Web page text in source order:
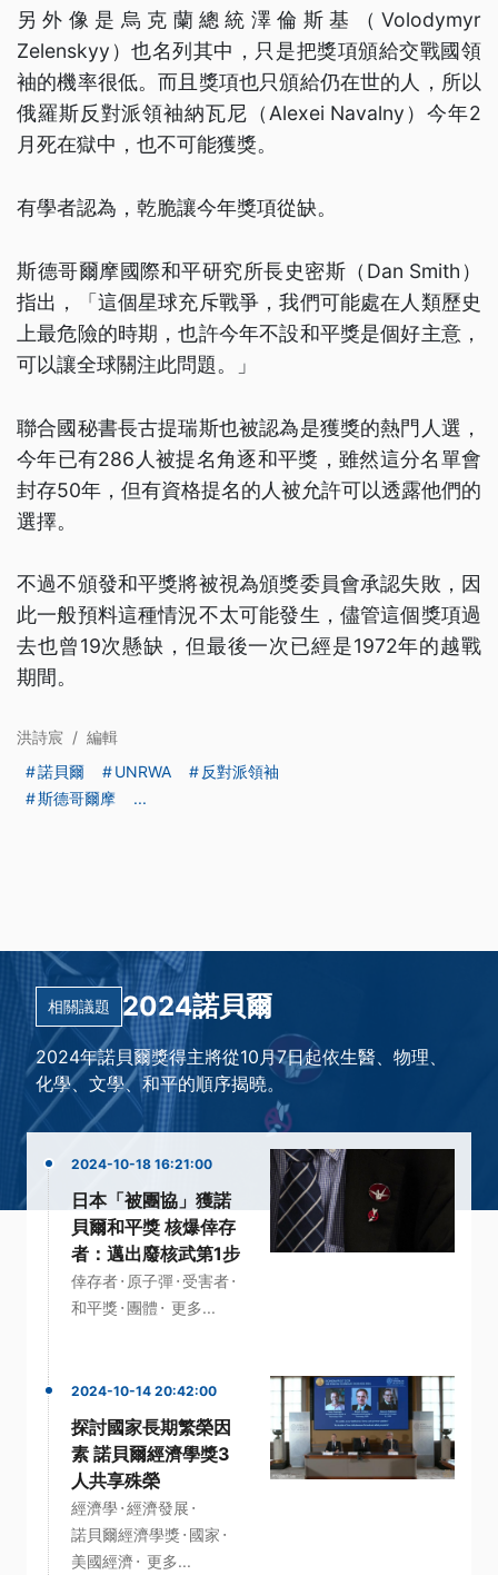
另外像是烏克蘭總統澤倫斯基（Volodymyr
Zelenskyy）也名列其中，只是把獎項頒給交戰國領
袖的機率很低。而且獎項也只頒給仍在世的人，所以
俄羅斯反對派領袖納瓦尼（Alexei Navalny）今年2
月死在獄中，也不可能獲獎。
有學者認為，乾脆讓今年獎項從缺。
斯德哥爾摩國際和平研究所長史密斯（Dan Smith）
指出，「這個星球充斥戰爭，我們可能處在人類歷史
上最危險的時期，也許今年不設和平獎是個好主意，
可以讓全球關注此問題。」
聯合國秘書長古提瑞斯也被認為是獲獎的熱門人選，
今年已有286人被提名角逐和平獎，雖然這分名單會
封存50年，但有資格提名的人被允許可以透露他們的
選擇。
不過不頒發和平獎將被視為頒獎委員會承認失敗，因
此一般預料這種情況不太可能發生，儘管這個獎項過
去也曾19次懸缺，但最後一次已經是1972年的越戰
期間。
洪詩宸 / 編輯
諾貝爾
UNRWA
反對派領袖
斯德哥爾摩
...
相關議題 2024諾貝爾
2024年諾貝爾獎得主將從10月7日起依生醫、物理、
化學、文學、和平的順序揭曉。
2024-10-18 16:21:00
日本「被團協」獲諾
貝爾和平獎 核爆倖存
者：邁出廢核武第1步
倖存者· 原子彈· 受害者·
和平獎·團體 · 更多...
2024-10-14 20:42:00
探討國家長期繁榮因
素 諾貝爾經濟學獎3
人共享殊榮
經濟學·經濟發展 ·
諾貝爾經濟學獎· 國家 ·
美國經濟 · 更多...